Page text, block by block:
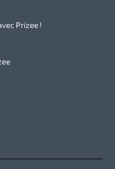
Prizee !